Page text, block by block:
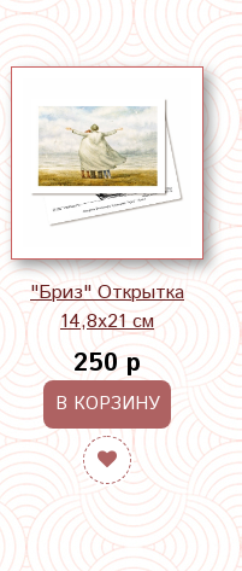
"Бриз" Открытка
14,8х21 см
250 р
В КОРЗИНУ